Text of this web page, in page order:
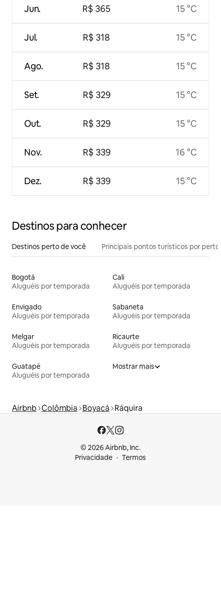
Jun.
Jul.
Ago.
Set.
Out.
Nov.
Dez.
R$ 365
R$ 318
R$ 318
R$ 329
R$ 329
R$ 339
R$ 339
15 °C
15 °C
15 °C
15 °C
15 °C
16 °C
15 °C
Destinos para conhecer
Destinos perto de você Principais pontos turísticos por perto
Bogotá
Aluguéis por temporada
Cali
Aluguéis por temporada
Envigado
Aluguéis por temporada
Sabaneta
Aluguéis por temporada
Melgar
Aluguéis por temporada
Ricaurte
Aluguéis por temporada
Guatapé
Aluguéis por temporada
Mostrar mais
Airbnb Colômbia Boyacá Ráquira
© 2026 Airbnb, Inc.
Privacidade
Termos